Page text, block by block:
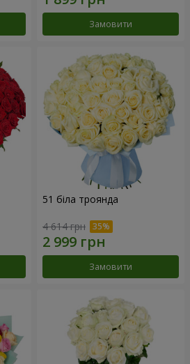
Замовити
51 біла троянда
4 614 грн
Замовити